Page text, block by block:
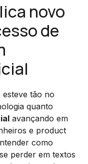
novo
de
esteve tão no
quanto
avançando em
e product
como
perder em textos